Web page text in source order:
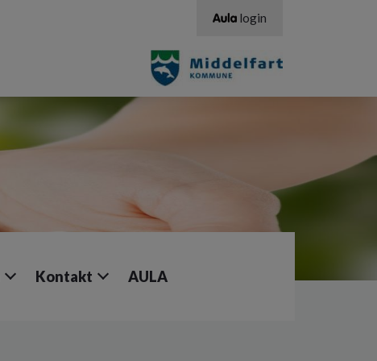
login
Kontakt AULA